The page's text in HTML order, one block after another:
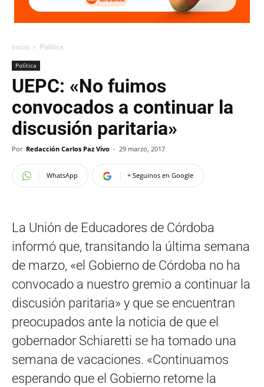
Inicio Política
Política
UEPC: «No fuimos
convocados a continuar la
discusión paritaria»
Por Redacción Carlos Paz Vivo - 29 marzo, 2017
WhatsApp + Seguinos en Google
La Unión de Educadores de Córdoba
informó que, transitando la última semana
de marzo, «el Gobierno de Córdoba no ha
convocado a nuestro gremio a continuar la
discusión paritaria» y que se encuentran
preocupados ante la noticia de que el
gobernador Schiaretti se ha tomado una
semana de vacaciones. «Continuamos
esperando que el Gobierno retome la